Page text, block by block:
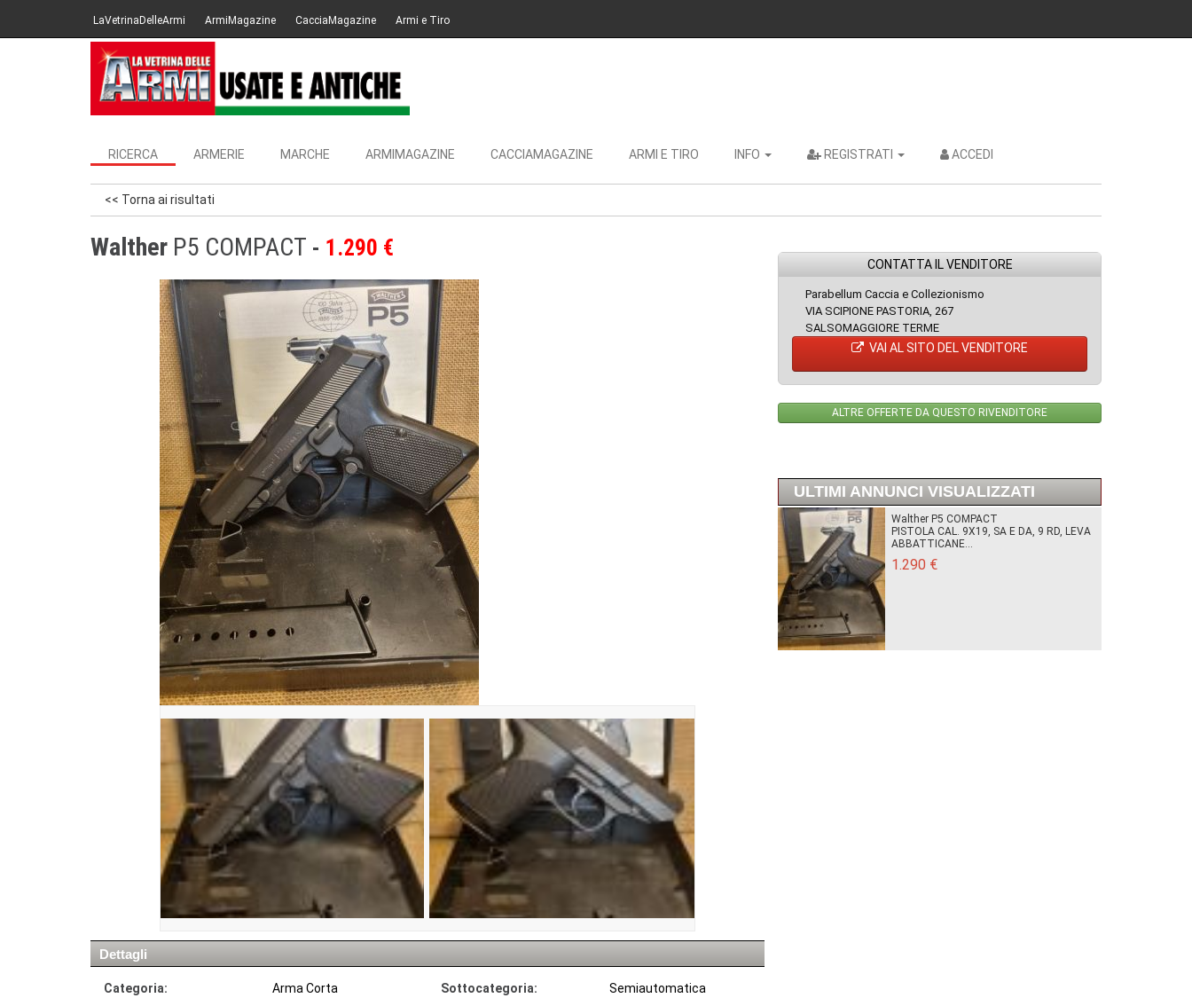
LaVetrinaDelleArmi ArmiMagazine CacciaMagazine Armi e Tiro
RICERCA ARMERIE MARCHE ARMIMAGAZINE CACCIAMAGAZINE ARMI E TIRO INFO REGISTRATI ACCEDI
<< Torna ai risultati
Walther P5 COMPACT 1.290 €
Dettagli
Categoria: Arma Corta Sottocategoria:
Semiautomatica
CONTATTA IL VENDITORE
Parabellum Caccia e Collezionismo
VIA SCIPIONE PASTORIA, 267
SALSOMAGGIORE TERME
VAI AL SITO DEL VENDITORE
ALTRE OFFERTE DA QUESTO RIVENDITORE
ULTIMI ANNUNCI VISUALIZZATI
Walther P5 COMPACT
PISTOLA CAL. 9X19, SA E DA, 9 RD, LEVA
ABBATTICANE...
1.290 €